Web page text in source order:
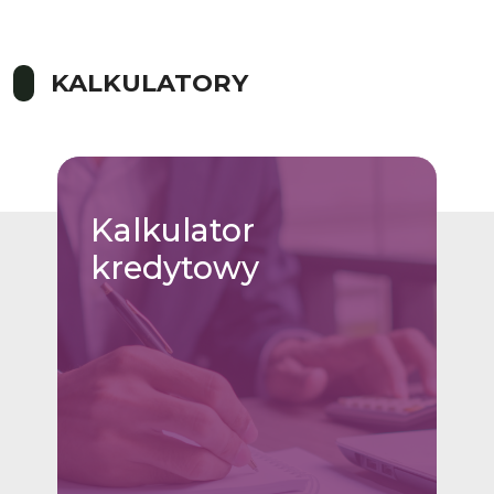
KALKULATORY
Kalkulator
kredytowy